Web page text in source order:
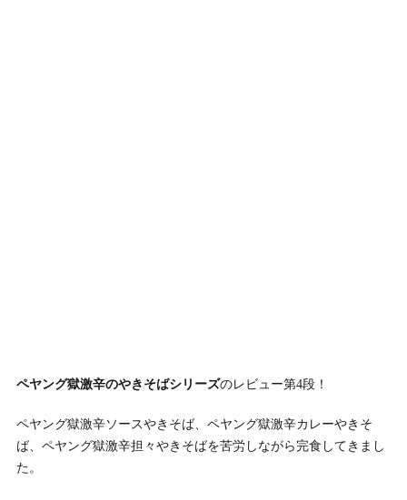
ペヤング獄激辛のやきそばシリーズのレビュー第4段！
ペヤング獄激辛ソースやきそば、ペヤング獄激辛カレーやきそ
ば、ペヤング獄激辛担々やきそばを苦労しながら完食してきまし
た。